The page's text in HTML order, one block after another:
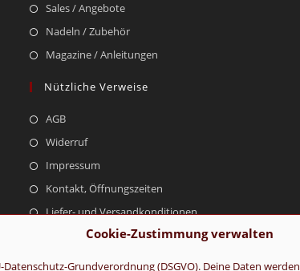
Cookie-Zustimmung verwalten
Grundverordnung (DSGVO). Deine Daten werden
Sales / Angebote
Nadeln / Zubehör
Magazine / Anleitungen
Nützliche Verweise
AGB
Widerruf
Impressum
Kontakt, Öffnungszeiten
Liefer- und Versandkonditionen